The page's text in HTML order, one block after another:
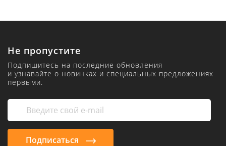
Не пропустите
Подпишитесь на последние обновления
и узнавайте о новинках и специальных предложениях
первыми.
Подписаться